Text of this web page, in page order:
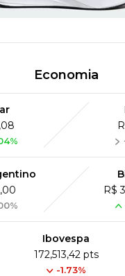
Economia
R$
Ibovespa
172,513,42 pts
-1.73%